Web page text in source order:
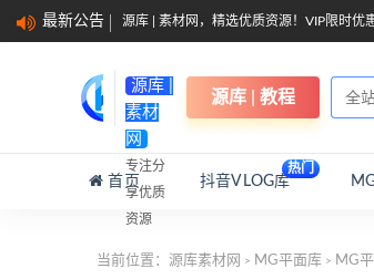
最新公告 源库 | 素材网，精选优质资源！VIP限时优
源库 |
素材
网
专注分
享优质
资源
源库 | 教程
首页 抖音VLOG库
热门
当前位置： 源库素材网 > MG平面库 > MG